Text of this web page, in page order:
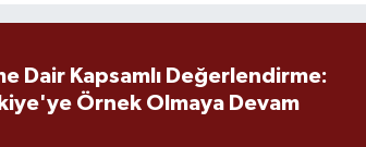
Dair Kapsamlı Değerlendirme:
Örnek Olmaya Devam